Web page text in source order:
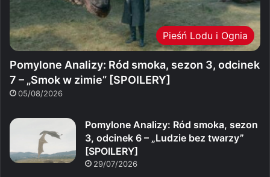
Pieśń Lodu i Ognia
Pomylone Analizy: Ród smoka, sezon 3, odcinek
7 – „Smok w zimie” [SPOILERY]
05/08/2026
Pomylone Analizy: Ród smoka, sezon
3, odcinek 6 – „Ludzie bez twarzy”
[SPOILERY]
29/07/2026